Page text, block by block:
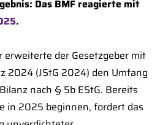
Das BMF reagierte mit
.
der Gesetzgeber mit
2024 (JStG 2024) den Umfang
nach § 5b EStG. Bereits
in 2025 beginnen, fordert das